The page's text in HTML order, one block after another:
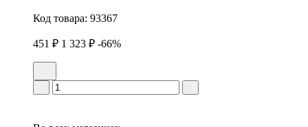
Код товара: 93367
451 ₽ 1 323 ₽ -66%